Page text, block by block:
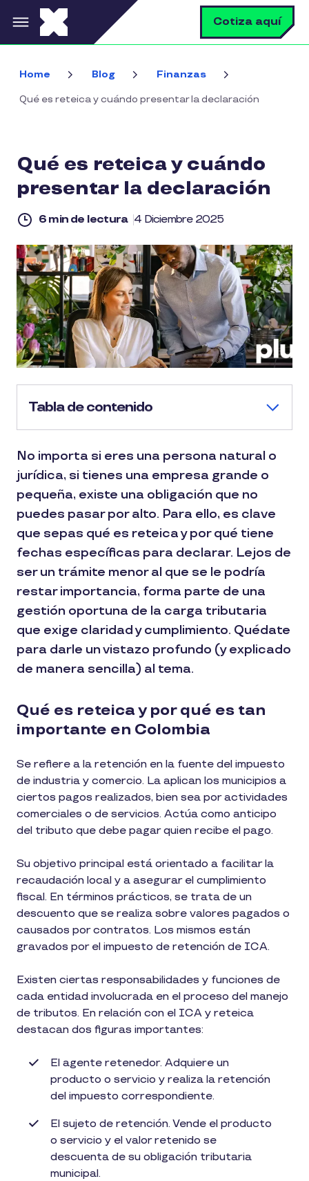
Pasar al contenido principal Cotiza aquí
Home Blog Finanzas
Qué es reteica y cuándo presentar la declaración
Qué es reteica y cuándo
presentar la declaración
6 min de lectura 4 Diciembre 2025
Tabla de contenido
No importa si eres una persona natural o
jurídica, si tienes una empresa grande o
pequeña, existe una obligación que no
puedes pasar por alto. Para ello, es clave
que sepas qué es reteica y por qué tiene
fechas específicas para declarar. Lejos de
ser un trámite menor al que se le podría
restar importancia, forma parte de una
gestión oportuna de la carga tributaria
que exige claridad y cumplimiento. Quédate
para darle un vistazo profundo (y explicado
de manera sencilla) al tema.
Qué es reteica y por qué es tan
importante en Colombia
Se refiere a la retención en la fuente del impuesto
de industria y comercio. La aplican los municipios a
ciertos pagos realizados, bien sea por actividades
comerciales o de servicios. Actúa como anticipo
del tributo que debe pagar quien recibe el pago.
Su objetivo principal está orientado a facilitar la
recaudación local y a asegurar el cumplimiento
fiscal. En términos prácticos, se trata de un
descuento que se realiza sobre valores pagados o
causados ​​por contratos. Los mismos están
gravados por el impuesto de retención de ICA.
Existen ciertas responsabilidades y funciones de
cada entidad involucrada en el proceso del manejo
de tributos. En relación con el ICA y reteica
destacan dos figuras importantes:
El agente retenedor. Adquiere un
producto o servicio y realiza la retención
del impuesto correspondiente.
El sujeto de retención. Vende el producto
o servicio y el valor retenido se
descuenta de su obligación tributaria
municipal.